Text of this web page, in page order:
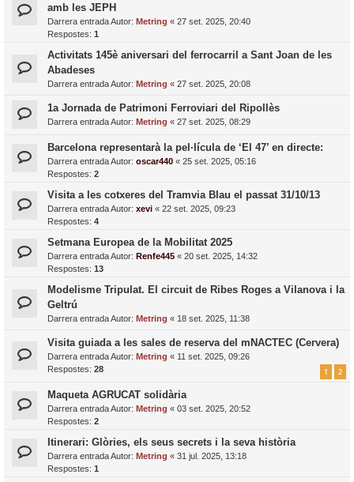
amb les JEPH
Darrera entrada Autor: Metring « 27 set. 2025, 20:40
Respostes: 1
Activitats 145è aniversari del ferrocarril a Sant Joan de les
Abadeses
Darrera entrada Autor: Metring « 27 set. 2025, 20:08
1a Jornada de Patrimoni Ferroviari del Ripollès
Darrera entrada Autor: Metring « 27 set. 2025, 08:29
Barcelona representarà la pel·lícula de ‘El 47’ en directe:
Darrera entrada Autor: oscar440 « 25 set. 2025, 05:16
Respostes: 2
Visita a les cotxeres del Tramvia Blau el passat 31/10/13
Darrera entrada Autor: xevi « 22 set. 2025, 09:23
Respostes: 4
Setmana Europea de la Mobilitat 2025
Darrera entrada Autor: Renfe445 « 20 set. 2025, 14:32
Respostes: 13
Modelisme Tripulat. El circuit de Ribes Roges a Vilanova i la
Geltrú
Darrera entrada Autor: Metring « 18 set. 2025, 11:38
Visita guiada a les sales de reserva del mNACTEC (Cervera)
Darrera entrada Autor: Metring « 11 set. 2025, 09:26
Respostes: 28 1 2
Maqueta AGRUCAT solidària
Darrera entrada Autor: Metring « 03 set. 2025, 20:52
Respostes: 2
Itinerari: Glòries, els seus secrets i la seva història
Darrera entrada Autor: Metring « 31 jul. 2025, 13:18
Respostes: 1